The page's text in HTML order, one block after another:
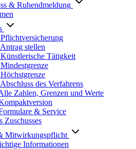
& Ruhendmeldung
stellen
Tätigkeit
des Verfahrens
Zahlen, Grenzen und Werte
& Service
Zuschusses
Mitwirkungspflicht
Informationen